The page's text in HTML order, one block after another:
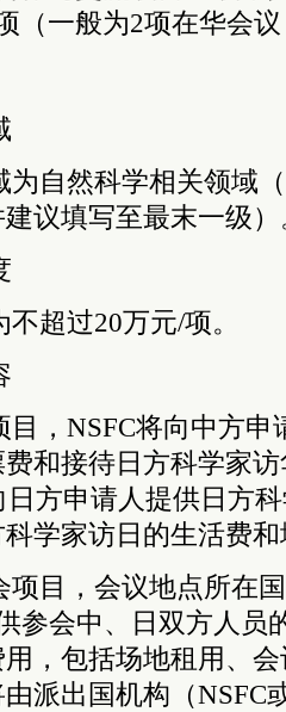
（一般为2项在华会
为自然科学相关领域
议填写至最末一级）
超过20万元/项。
目，NSFC将向中方
和接待日方科学家
日方申请人提供日方
学家访日的生活费
目，会议地点所在
参会中、日双方人员
，包括场地租用、
派出国机构（NSFC